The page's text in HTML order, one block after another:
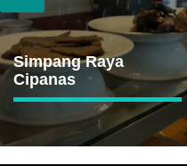
Simpang Raya
Cipanas